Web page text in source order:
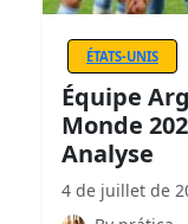
ÉTATS-UNIS
Équipe
Monde
Analyse
4 de juillet de